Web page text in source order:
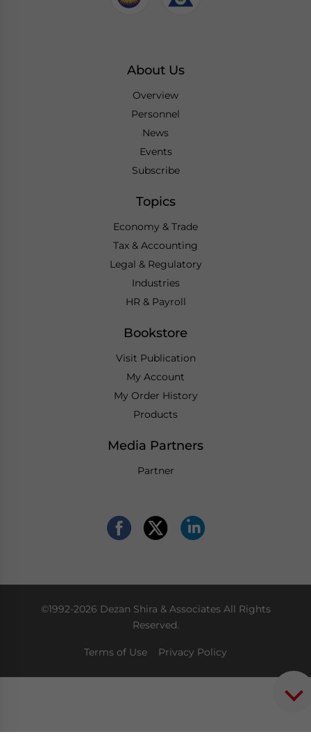
About Us
Overview
Personnel
News
Events
Subscribe
Topics
Economy & Trade
Tax & Accounting
Legal & Regulatory
Industries
HR & Payroll
Bookstore
Visit Publication
My Account
My Order History
Products
Media Partners
Partner
©1992-2026 Dezan Shira & Associates All Rights
Reserved.
Terms of Use Privacy Policy